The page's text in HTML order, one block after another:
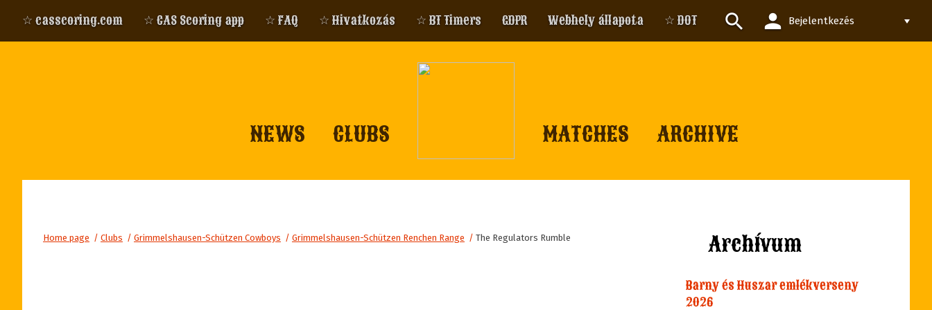
search person Bejelentkezés
☆ casscoring.com ☆ CAS Scoring app ☆ FAQ ☆ Hivatkozás ☆ BT Timers GDPR Webhely állapota ☆ DOT
CLUBS
NEWS MATCHES ARCHIVE
Home page / Clubs / Grimmelshausen-Schützen Cowboys / Grimmelshausen-Schützen Renchen Range / The Regulators Rumble Archívum
Barny és Huszar emlékverseny
2026